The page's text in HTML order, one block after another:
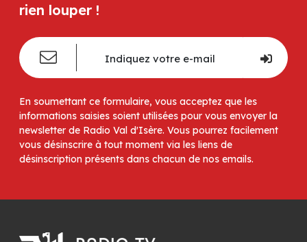
rien louper !
En soumettant ce formulaire, vous acceptez que les
informations saisies soient utilisées pour vous envoyer la
newsletter de Radio Val d'Isère. Vous pourrez facilement
vous désinscrire à tout moment via les liens de
désinscription présents dans chacun de nos emails.